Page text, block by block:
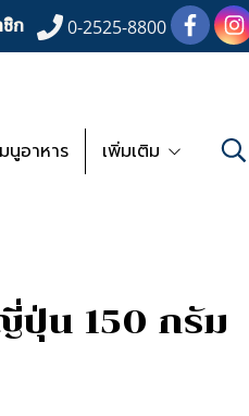
ก 0-2525-8800
นูอาหาร เพิ่มเติม
ปุ่น 150 กรัม